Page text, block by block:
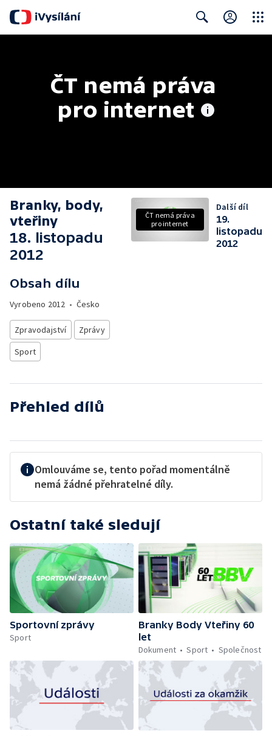
ČT nemá práva
pro internet
Branky, body,
vteřiny
18. listopadu
2012
Obsah dílu
Vyrobeno 2012 • Česko
Zpravodajství
Zprávy
Sport
ČT nemá práva
pro internet
Další díl
19.
listopadu
2012
Přehled dílů
Omlouváme se, tento pořad momentálně
nemá žádné přehratelné díly.
Ostatní také sledují
Sportovní zprávy
Sport
Branky Body Vteřiny 60
let
Dokument
Sport Společnost